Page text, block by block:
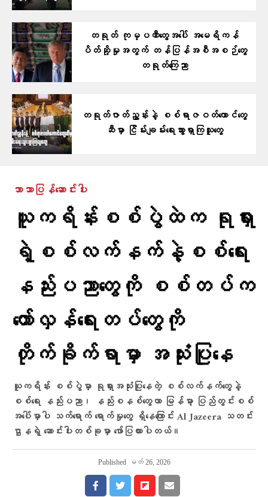
တရုတ် ကုမ္ပဏီတွေအပေါ် အမေရိကန်
ပိတ်ဆို့မှုအတွက် တန်ပြန်အစီအစဉ်တွေ
တရုတ်ကြေညာ
တရုတ်ဇာတ်ညွှန်းနဲ့ ​စစ်ရာဇဝတ်​ကောင်​တွေ
ဆီမှာ ငြိမ်းချမ်း​ရေးသွားရှာကြသူ​​တွေ
ဘာသာပြန်ဆောင်းပါး
ယူကရိန်းစစ်ပွဲထဲက ရုရှား
ရဲ့စစ်လက်နက်နဲ့စစ်ရေး
နည်းပညာ​တွေကို စစ်တပ်က​
တော်လှန်​​ရေးတပ်​တွေကို
တိုက်ခိုက်ရာမှာ အသုံးပြု​နေ
ယူကရိန်း စစ်ပွဲမှာ ရုရှားအသုံးပြုနေတဲ့ စစ်လက်နက်တွေနဲ့
စစ်ရေး နည်းပညာ၊ နည်းစနစ်တွေဟာ မြန်မာ့ ပြည်တွင်းစစ်
အပေါ်မှာပါ သက်ရောက် ရောက်မှုတွေ ရှိနေကြောင်း Al Jazeera သတင်း
ဌာနရဲ့ ဆောင်းပါးတစ်ခုမှာ ဖော်ပြထားပါတယ်။
Published မတ် 26, 2026